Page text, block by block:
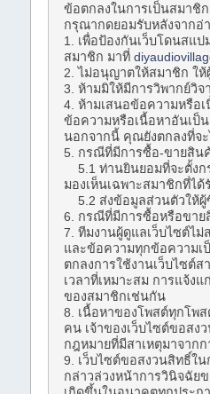
ข้อตกลงในการเป็นสมาชิก
กรุณากดยอมรับหลังจากอ่
1. เพื่อป้องกันเว็บโดนสแ
สมาชิก มาที่
2. ไม่อนุญาตให้สมาชิก ให้
3. ห้ามมิให้มีการวิพากย์วิ
4. ห้ามเสนอข้อความหรือ
ข้อความหรือเนื้อหาอันเป็
นอกจากนี้ คุณยังตกลงที่จ
5. กรณีที่มีการซื้อ-ขายสิน
5.1 ท่านยินยอมที่จะตั้งก
มองเห็นเฉพาะสมาชิกที่ไ
5.2 ส่งข้อมูลส่วนตัวให้ผู้
6. กรณีที่มีการซื้อหรือขาย
7. ทีมงานผู้ดูแลเว็บไซต์ไ
และข้อความทุกข้อความเ
ตกลงการใช้งานเว็บไซต์
เวลาที่เหมาะสม การแจ้ง
ของสมาชิกเช่นกัน
8. เนื้อหาของโพสต์ทุกโพ
คน เจ้าของเว็บไซต์ขอสง
กฎหมายที่มีสาเหตุมาจาก
9. เว็บไซต์ขอสงวนสิทธิ์ใ
กล่าวล่วงหน้าการวินิจฉัย